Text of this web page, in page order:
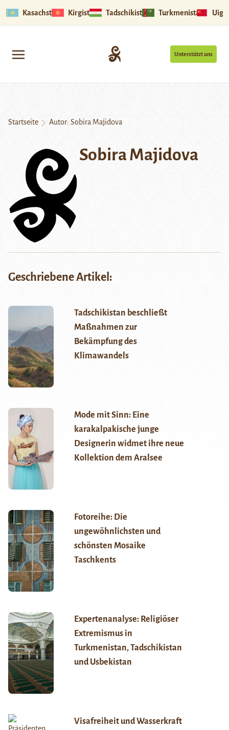
Kasachstan Kirgistan Tadschikistan Turkmenistan
Unterstützt uns
Startseite Autor: Sobira Majidova
Sobira Majidova
Geschriebene Artikel:
Tadschikistan beschließt
Maßnahmen zur
Bekämpfung des
Klimawandels
Mode mit Sinn: Eine
karakalpakische junge
Designerin widmet ihre neue
Kollektion dem Aralsee
Fotoreihe: Die
ungewöhnlichsten und
schönsten Mosaike
Taschkents
Expertenanalyse: Religiöser
Extremismus in
Turkmenistan, Tadschikistan
und Usbekistan
Visafreiheit und Wasserkraft